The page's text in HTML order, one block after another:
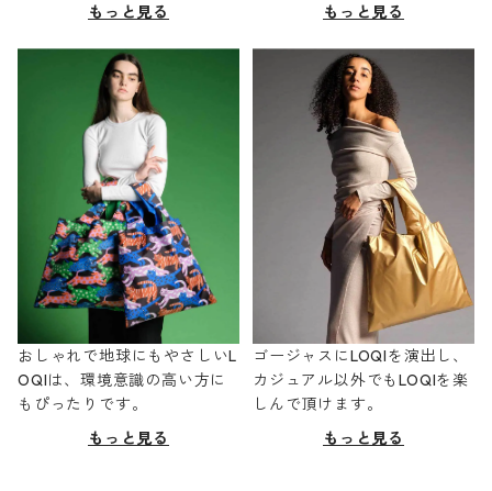
もっと見る
もっと見る
おしゃれで地球にもやさしいL
OQIは、環境意識の高い方に
もぴったりです。
もっと見る
ゴージャスにLOQIを演出し、
カジュアル以外でもLOQIを楽
しんで頂けます。
もっと見る